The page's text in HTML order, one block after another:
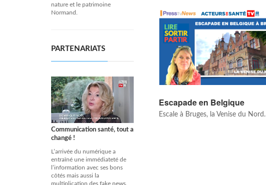
nature et le patrimoine
Normand.
PARTENARIATS
Communication santé, tout a
changé !
L’arrivée du numérique a
entraîné une immédiateté de
l’information avec ses bons
côtés mais aussi la
multiplication des fake news.
Escapade en Belgique
Escale à Bruges, la Venise du Nord.